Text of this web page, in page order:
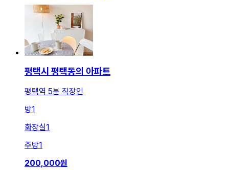
평택시 평택동의 아파트
평택역 5분 직장인
방1
화장실1
주방1
200,000원